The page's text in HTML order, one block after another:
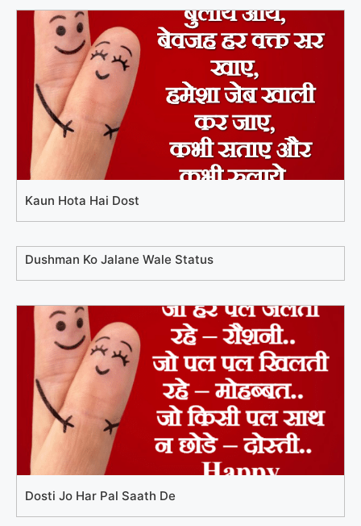
Kaun Hota Hai Dost
Dushman Ko Jalane Wale Status
Dosti Jo Har Pal Saath De